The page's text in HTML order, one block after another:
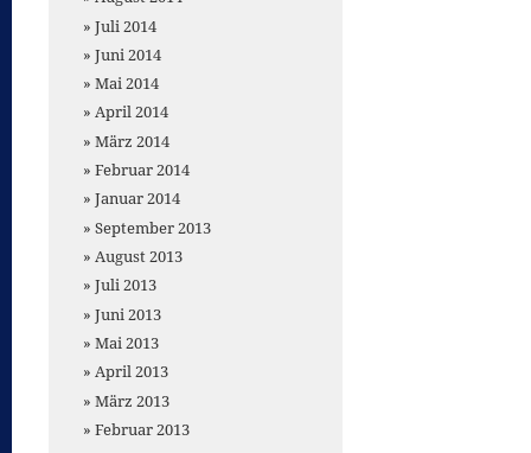
Juli 2014
Juni 2014
Mai 2014
April 2014
März 2014
Februar 2014
Januar 2014
September 2013
August 2013
Juli 2013
Juni 2013
Mai 2013
April 2013
März 2013
Februar 2013